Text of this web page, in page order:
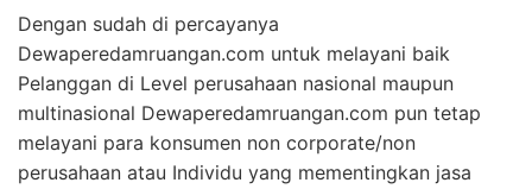
Dengan sudah di percayanya
Dewaperedamruangan.com untuk melayani baik
Pelanggan di Level perusahaan nasional maupun
multinasional Dewaperedamruangan.com pun tetap
melayani para konsumen non corporate/non
perusahaan atau Individu yang mementingkan jasa